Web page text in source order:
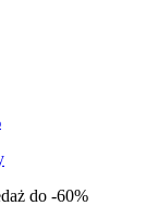
do -60%